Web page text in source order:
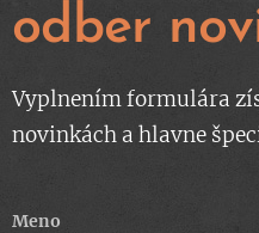
odber
Vyplnením formulára
novinkách a hlavne
Meno